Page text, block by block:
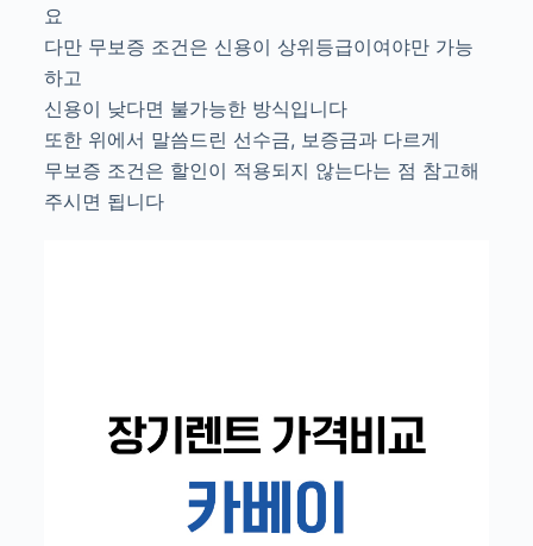
요
다만 무보증 조건은 신용이 상위등급이여야만 가능
하고
신용이 낮다면 불가능한 방식입니다
또한 위에서 말씀드린 선수금, 보증금과 다르게
무보증 조건은 할인이 적용되지 않는다는 점 참고해
주시면 됩니다